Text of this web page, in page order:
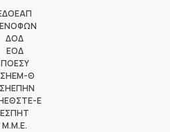
ΔΟΔ
ΕΟΔ
ΠΟΕΣΥ
Θ
Ε
ΕΣΠΗΤ
M.M.E.